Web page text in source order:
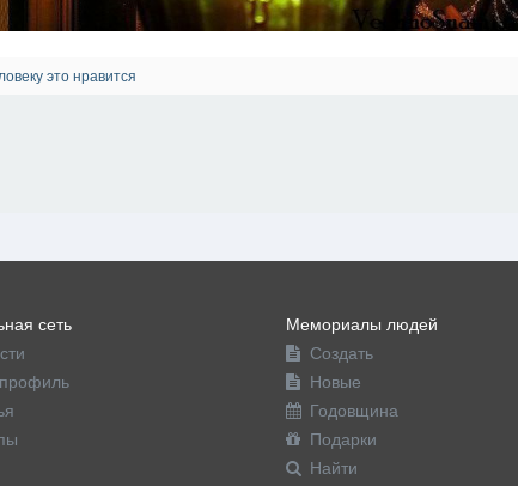
это нравится
сеть
Мемориалы людей
Создать
Новые
Годовщина
Подарки
Найти